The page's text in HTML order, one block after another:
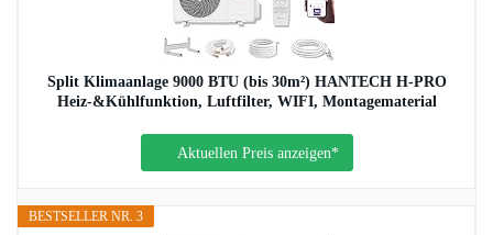
Split Klimaanlage 9000 BTU (bis 30m²) HANTECH H-PRO
Heiz-&Kühlfunktion, Luftfilter, WIFI, Montagematerial
Aktuellen Preis anzeigen*
BESTSELLER NR. 3